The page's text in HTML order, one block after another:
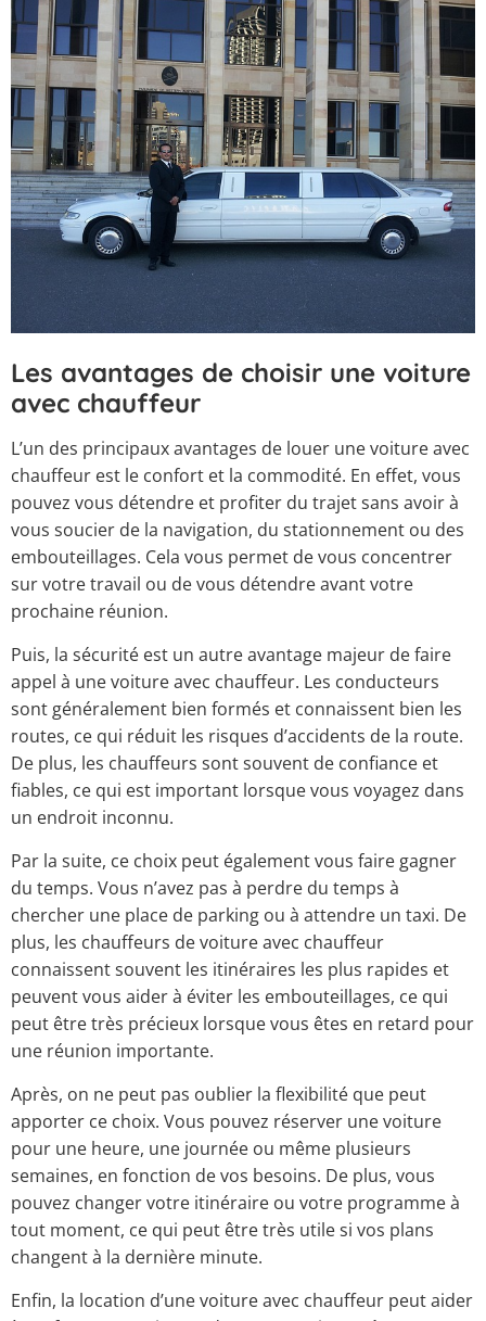
Les avantages de choisir une voiture
avec chauffeur
L’un des principaux avantages de louer une voiture avec
chauffeur est le confort et la commodité. En effet, vous
pouvez vous détendre et profiter du trajet sans avoir à
vous soucier de la navigation, du stationnement ou des
embouteillages. Cela vous permet de vous concentrer
sur votre travail ou de vous détendre avant votre
prochaine réunion.
Puis, la sécurité est un autre avantage majeur de faire
appel à une voiture avec chauffeur. Les conducteurs
sont généralement bien formés et connaissent bien les
routes, ce qui réduit les risques d’accidents de la route.
De plus, les chauffeurs sont souvent de confiance et
fiables, ce qui est important lorsque vous voyagez dans
un endroit inconnu.
Par la suite, ce choix peut également vous faire gagner
du temps. Vous n’avez pas à perdre du temps à
chercher une place de parking ou à attendre un taxi. De
plus, les chauffeurs de voiture avec chauffeur
connaissent souvent les itinéraires les plus rapides et
peuvent vous aider à éviter les embouteillages, ce qui
peut être très précieux lorsque vous êtes en retard pour
une réunion importante.
Après, on ne peut pas oublier la flexibilité que peut
apporter ce choix. Vous pouvez réserver une voiture
pour une heure, une journée ou même plusieurs
semaines, en fonction de vos besoins. De plus, vous
pouvez changer votre itinéraire ou votre programme à
tout moment, ce qui peut être très utile si vos plans
changent à la dernière minute.
Enfin, la location d’une voiture avec chauffeur peut aider